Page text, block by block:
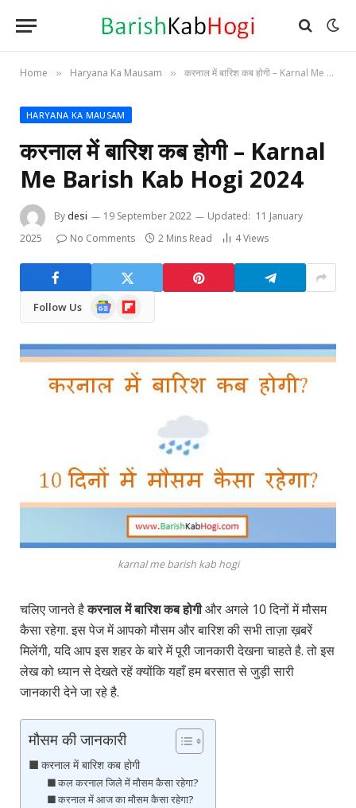
Home » Haryana Ka Mausam » करनाल में बारिश कब होगी – Karnal Me Barish Kab Hogi 2024
HARYANA KA MAUSAM
करनाल में बारिश कब होगी – Karnal
Me Barish Kab Hogi 2024
Bydesi 19 September 2022 Updated: 11 January
2025
No Comments 2 Mins Read 4Views
Follow Us
Google
News
Flipboard
karnal me barish kab hogi
चलिए जानते हैकरनाल में बारिश कब होगीऔर अगले 10 दिनों में मौसम
कैसा रहेगा. इस पेज में आपको मौसम और बारिश की सभी ताज़ा ख़बरें
मिलेंगी, यदि आप इस शहर के बारे में पूरी जानकारी देखना चाहते है. तो इस
लेख को ध्यान से देखते रहें क्योंकि यहाँ हम बरसात से जुड़ी सारी
जानकारी देने जा रहे है.
मौसम की जानकारी
करनाल में बारिश कब होगी
कल करनाल जिले में मौसम कैसा रहेगा?
करनाल में आज का मौसम कैसा रहेगा?